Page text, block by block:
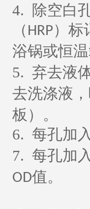
4. 除空白
（ HRP）标
浴锅或恒
5. 弃去液
去洗涤液
板）。
6. 每孔加
7. 每孔加
OD值。